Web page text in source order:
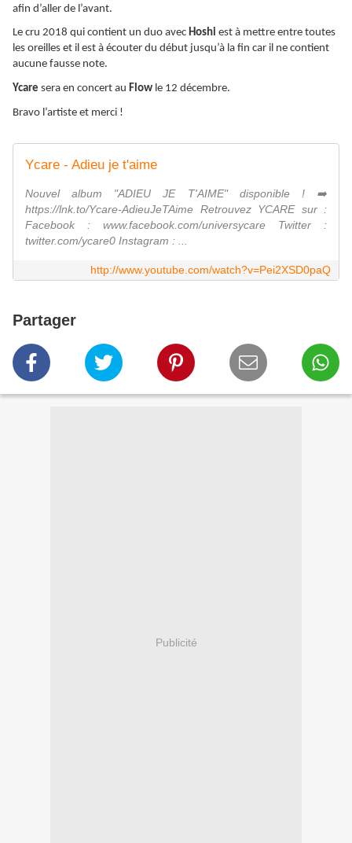
afin d’aller de l’avant.
Le cru 2018 qui contient un duo avec Hoshi est à mettre entre toutes
les oreilles et il est à écouter du début jusqu’à la fin car il ne contient
aucune fausse note.
Ycare sera en concert au Flow le 12 décembre.
Bravo l’artiste et merci !
Ycare - Adieu je t'aime
Nouvel album "ADIEU JE T'AIME" disponible ! ➡️
https://lnk.to/Ycare-AdieuJeTAime Retrouvez YCARE sur :
Facebook : www.facebook.com/universycare Twitter :
twitter.com/ycare0 Instagram : ...
http://www.youtube.com/watch?v=Pei2XSD0paQ
Partager
Publicité